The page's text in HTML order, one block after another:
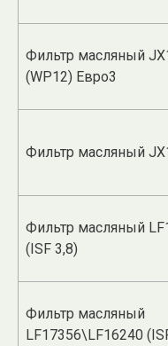
Фильтр масляный
(WP12) Евро3
Фильтр масляный
Фильтр масляный
(ISF 3,8)
Фильтр масляный
LF17356\LF16240